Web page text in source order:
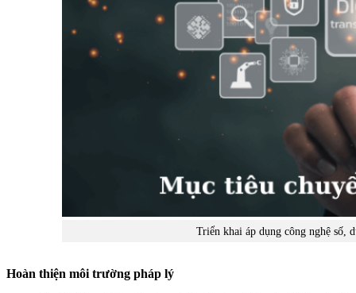
Triển khai áp dụng công nghệ số,
Hoàn thiện môi trường pháp lý